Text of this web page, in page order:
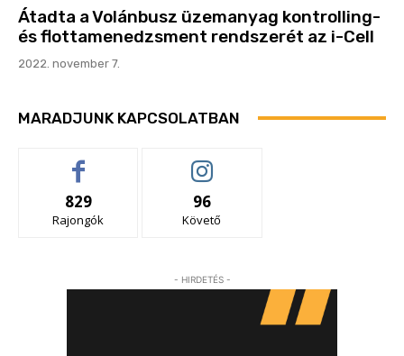
Átadta a Volánbusz üzemanyag kontrolling-
és flottamenedzsment rendszerét az i-Cell
2022. november 7.
MARADJUNK KAPCSOLATBAN
829
Rajongók
96
Követő
- HIRDETÉS -